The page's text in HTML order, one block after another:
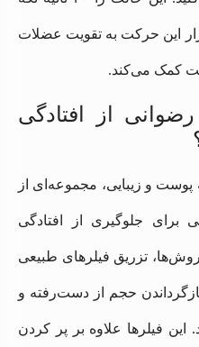
این حرکت به تقویت عضلات
کمک می‌کند.
از افتادگی
و زیبایی، مجموعه‌ای از
برای جلوگیری از افتادگی
تزریق فیلرهای طبیعی
حجم از دست‌رفته و
فیلرها علاوه بر پر کردن